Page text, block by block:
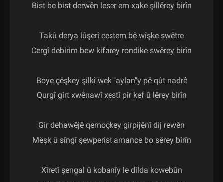
Bist be bist derwên leser em xake şillêrey birîn
Takû derya lûşerî cestem bê wîşke swêtre
Cergî debirim bew kifarey rondike swêrey birîn
Boye çêşkey şilkî wek "aylan"y pê qût nadrê
Qurgî girt xwênawî xestî pir kef û lêrey birîn
Gir dehawêjê qemoçkey girpijênî dij rewên
Mêşk û sîngî şewperist amance bo sêrey birîn
Xîretî şengal û kobanîy le dilda kowebûn